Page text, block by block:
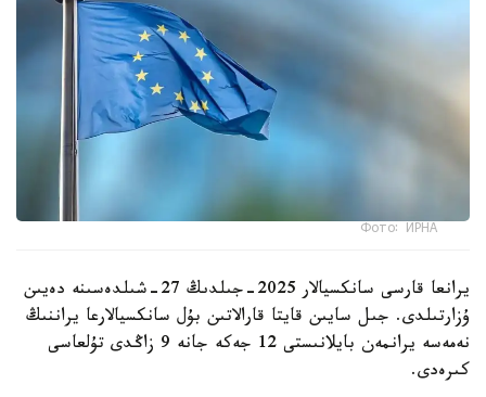
Фото: ИРНА
يرانعا قارسى سانكسيالار 2025-جىلدىڭ 27-شىلدەسىنە دەيىن
ۇزارتىلدى. جىل سايىن قايتا قارالاتىن بۇل سانكسيالارعا يراننىڭ
نەمەسە يرانمەن بايلانىستى 12 جەكە جانە 9 زاڭدى تۇلعاسى
كىرەدى.